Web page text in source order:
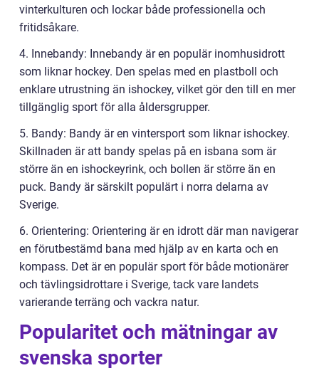
vinterkulturen och lockar både professionella och
fritidsåkare.
4. Innebandy: Innebandy är en populär inomhusidrott
som liknar hockey. Den spelas med en plastboll och
enklare utrustning än ishockey, vilket gör den till en mer
tillgänglig sport för alla åldersgrupper.
5. Bandy: Bandy är en vintersport som liknar ishockey.
Skillnaden är att bandy spelas på en isbana som är
större än en ishockeyrink, och bollen är större än en
puck. Bandy är särskilt populärt i norra delarna av
Sverige.
6. Orientering: Orientering är en idrott där man navigerar
en förutbestämd bana med hjälp av en karta och en
kompass. Det är en populär sport för både motionärer
och tävlingsidrottare i Sverige, tack vare landets
varierande terräng och vackra natur.
Popularitet och mätningar av
svenska sporter